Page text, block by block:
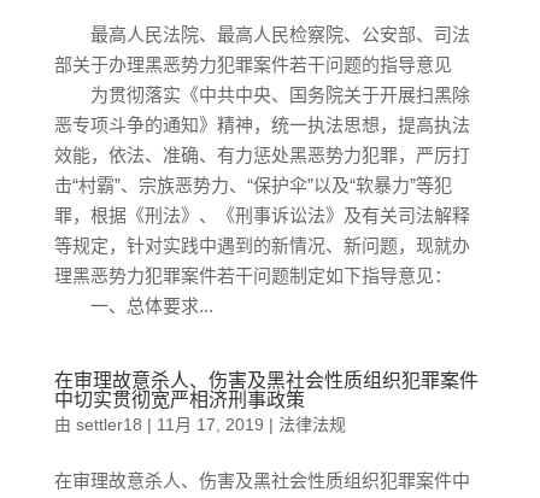
最高人民法院、最高人民检察院、公安部、司法
部关于办理黑恶势力犯罪案件若干问题的指导意见
为贯彻落实《中共中央、国务院关于开展扫黑除
恶专项斗争的通知》精神，统一执法思想，提高执法
效能，依法、准确、有力惩处黑恶势力犯罪，严厉打
击“村霸”、宗族恶势力、“保护伞”以及“软暴力”等犯
罪，根据《刑法》、《刑事诉讼法》及有关司法解释
等规定，针对实践中遇到的新情况、新问题，现就办
理黑恶势力犯罪案件若干问题制定如下指导意见：
一、总体要求...
在审理故意杀人、伤害及黑社会性质组织犯罪案件
中切实贯彻宽严相济刑事政策
由 settler18 | 11月 17, 2019 | 法律法规
在审理故意杀人、伤害及黑社会性质组织犯罪案件中